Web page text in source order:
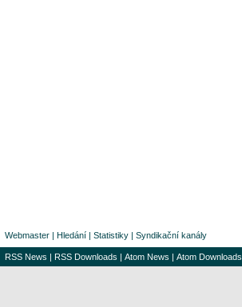
Webmaster | Hledání | Statistiky | Syndikační kanály
RSS News | RSS Downloads | Atom News | Atom Downloads